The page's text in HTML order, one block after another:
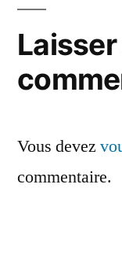
Vous devez
commentaire.